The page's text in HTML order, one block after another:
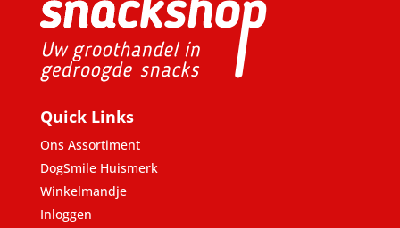
Quick Links
Ons Assortiment
DogSmile Huismerk
Winkelmandje
Inloggen